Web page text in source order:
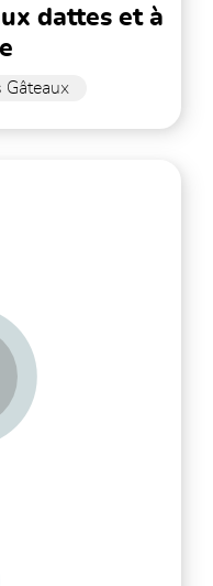
Gâteaux